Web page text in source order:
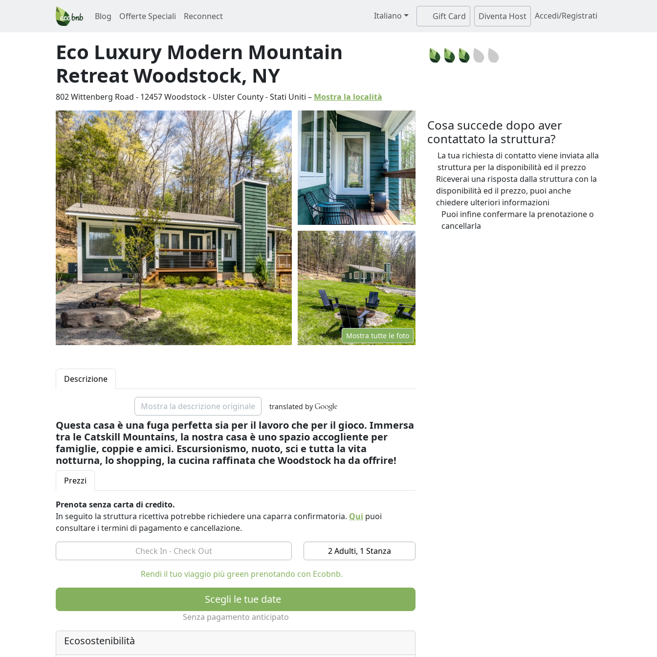
Blog Offerte Speciali Reconnect Italiano Gift Card Diventa Host Accedi/Registrati
Eco Luxury Modern Mountain
Retreat Woodstock, NY
802 Wittenberg Road - 12457Woodstock- Ulster County-Stati Uniti – Mostra la località
Mostra tutte le foto
Descrizione
Mostra la descrizione originale translated by
Questa casa è una fuga perfetta sia per il lavoro che per il gioco. Immersa
tra le Catskill Mountains, la nostra casa è uno spazio accogliente per
famiglie, coppie e amici. Escursionismo, nuoto, sci e tutta la vita
notturna, lo shopping, la cucina raffinata che Woodstock ha da offrire!
Prezzi
Prenota senza carta di credito.
In seguito la struttura ricettiva potrebbe richiedere una caparra confirmatoria. Qui puoi
consultare i termini di pagamento e cancellazione.
2 Adulti, 1 Stanza
Rendi il tuo viaggio più green prenotando con Ecobnb.
Scegli le tue date
Senza pagamento anticipato
Ecosostenibilità
Cosa succede dopo aver
contattato la struttura?
La tua richiesta di contatto viene inviata alla
struttura per la disponibilità ed il prezzo
Riceverai una risposta dalla struttura con la
disponibilità ed il prezzo, puoi anche
chiedere ulteriori informazioni
Puoi infine confermare la prenotazione o
cancellarla